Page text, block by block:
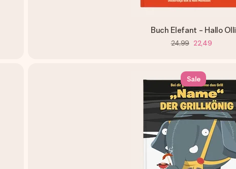
Buch Elefant - Hallo Olli
24,99 22,49
Sale